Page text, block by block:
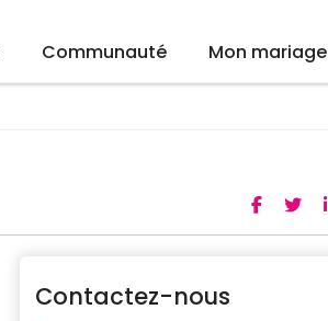
Communauté Mon mariage
Contactez-nous